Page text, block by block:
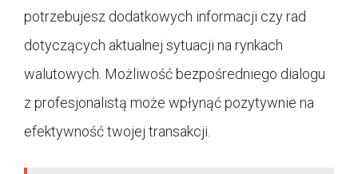
potrzebujesz dodatkowych informacji czy rad
dotyczących aktualnej sytuacji na rynkach
walutowych. Możliwość bezpośredniego dialogu
z profesjonalistą może wpłynąć pozytywnie na
efektywność twojej transakcji.